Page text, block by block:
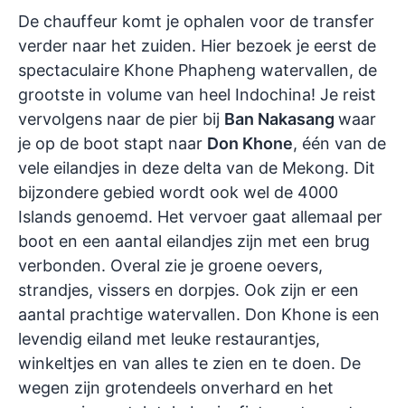
De chauffeur komt je ophalen voor de transfer
verder naar het zuiden. Hier bezoek je eerst de
spectaculaire Khone Phapheng watervallen, de
grootste in volume van heel Indochina! Je reist
vervolgens naar de pier bij Ban Nakasang waar
je op de boot stapt naar Don Khone, één van de
vele eilandjes in deze delta van de Mekong. Dit
bijzondere gebied wordt ook wel de 4000
Islands genoemd. Het vervoer gaat allemaal per
boot en een aantal eilandjes zijn met een brug
verbonden. Overal zie je groene oevers,
strandjes, vissers en dorpjes. Ook zijn er een
aantal prachtige watervallen. Don Khone is een
levendig eiland met leuke restaurantjes,
winkeltjes en van alles te zien en te doen. De
wegen zijn grotendeels onverhard en het